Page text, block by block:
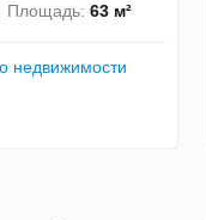
Площадь: 63 м²
недвижимости